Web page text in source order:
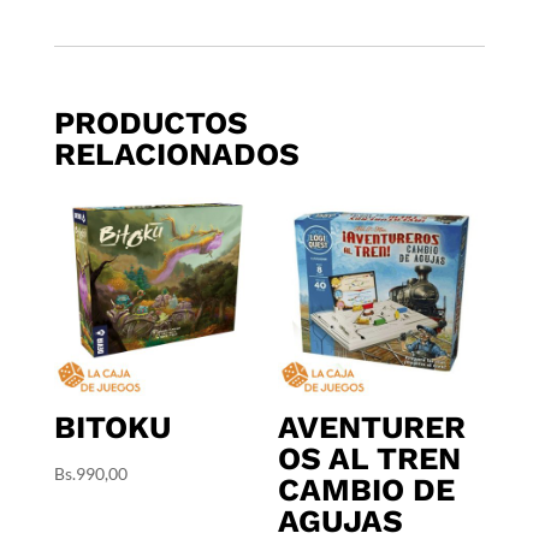
PRODUCTOS
RELACIONADOS
BITOKU
Bs.990,00
AVENTURER
OS AL TREN
CAMBIO DE
AGUJAS